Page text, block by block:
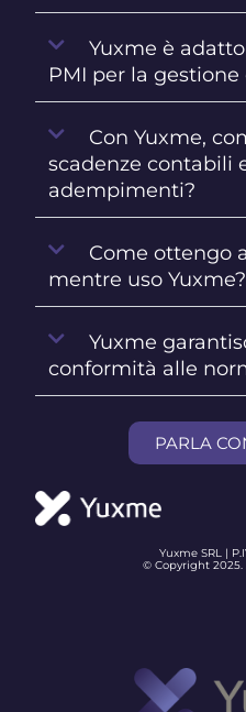
Yuxme è
PMI per la
Con Yuxme,
scadenze contabili
adempimenti?
Come ottengo
mentre uso Yuxme?
Yuxme
conformità alle
PARLA
Yuxme SRL |
© Copyright